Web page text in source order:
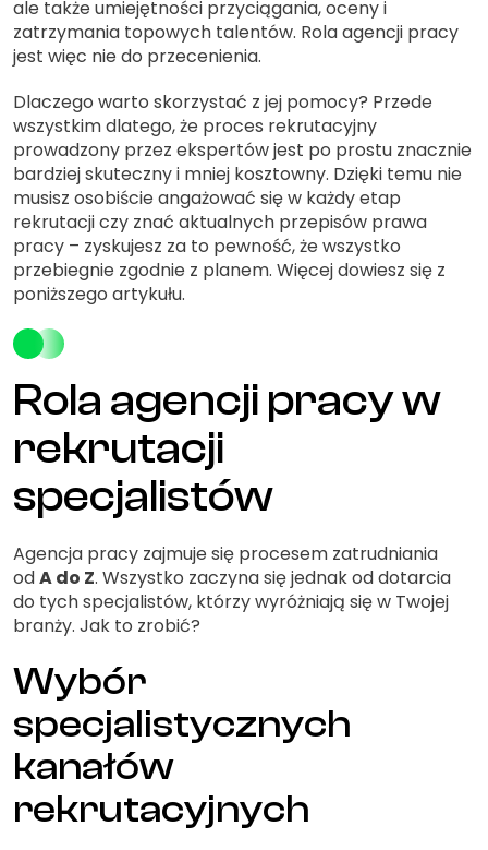
ale także umiejętności przyciągania, oceny i
zatrzymania topowych talentów. Rola agencji pracy
jest więc nie do przecenienia.
Dlaczego warto skorzystać z jej pomocy? Przede
wszystkim dlatego, że proces rekrutacyjny
prowadzony przez ekspertów jest po prostu znacznie
bardziej skuteczny i mniej kosztowny. Dzięki temu nie
musisz osobiście angażować się w każdy etap
rekrutacji czy znać aktualnych przepisów prawa
pracy – zyskujesz za to pewność, że wszystko
przebiegnie zgodnie z planem. Więcej dowiesz się z
poniższego artykułu.
Rola agencji pracy w
rekrutacji
specjalistów
Agencja pracy zajmuje się procesem zatrudniania
odA do Z. Wszystko zaczyna się jednak od dotarcia
do tych specjalistów, którzy wyróżniają się w Twojej
branży. Jak to zrobić?
Wybór
specjalistycznych
kanałów
rekrutacyjnych